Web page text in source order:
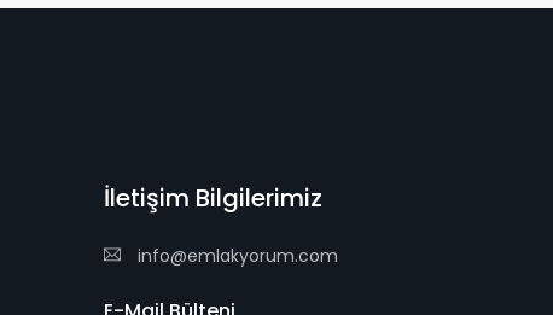
İletişim Bilgilerimiz
info@emlakyorum.com